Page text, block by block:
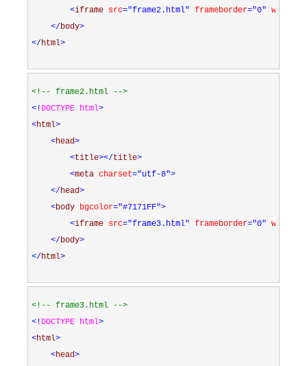
<iframe src="frame2.html" frameborder="0" width
</body>
</html>
<!-- frame2.html
-->
<! DOCTYPE html>
<html>
<head>
<title></title>
<meta charset="utf-8">
</head>
<body bgcolor="#7171FF">
<iframe src="frame3.html" frameborder="0" width
</body>
</html>
<!-- frame3.html
-->
<! DOCTYPE html>
<html>
<head>